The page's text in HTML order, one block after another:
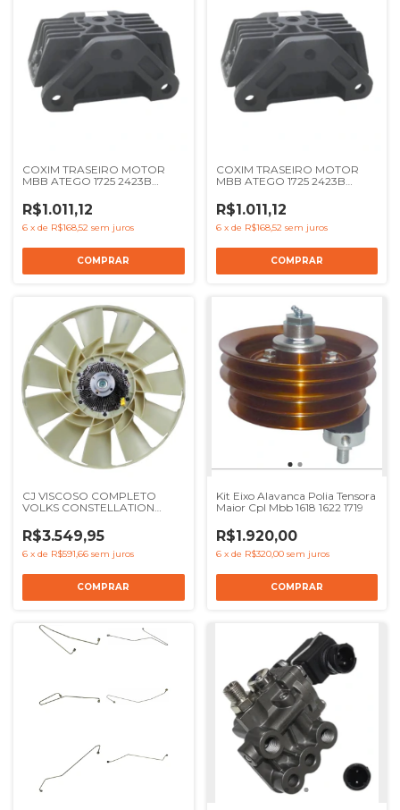
COXIM TRASEIRO MOTOR
MBB ATEGO 1725 2423B
R3308
R$1.011,12
6 x de R$168,52 sem juros
COXIM TRASEIRO MOTOR
MBB ATEGO 1725 2423B
R3308
R$1.011,12
6 x de R$168,52 sem juros
CJ VISCOSO COMPLETO
VOLKS CONSTELLATION
24280 26280 31280 - REF
2T2121301L
R$3.549,95
6 x de R$591,66 sem juros
Kit Eixo Alavanca Polia Tensora
Maior Cpl Mbb 1618 1622 1719
R$1.920,00
6 x de R$320,00 sem juros